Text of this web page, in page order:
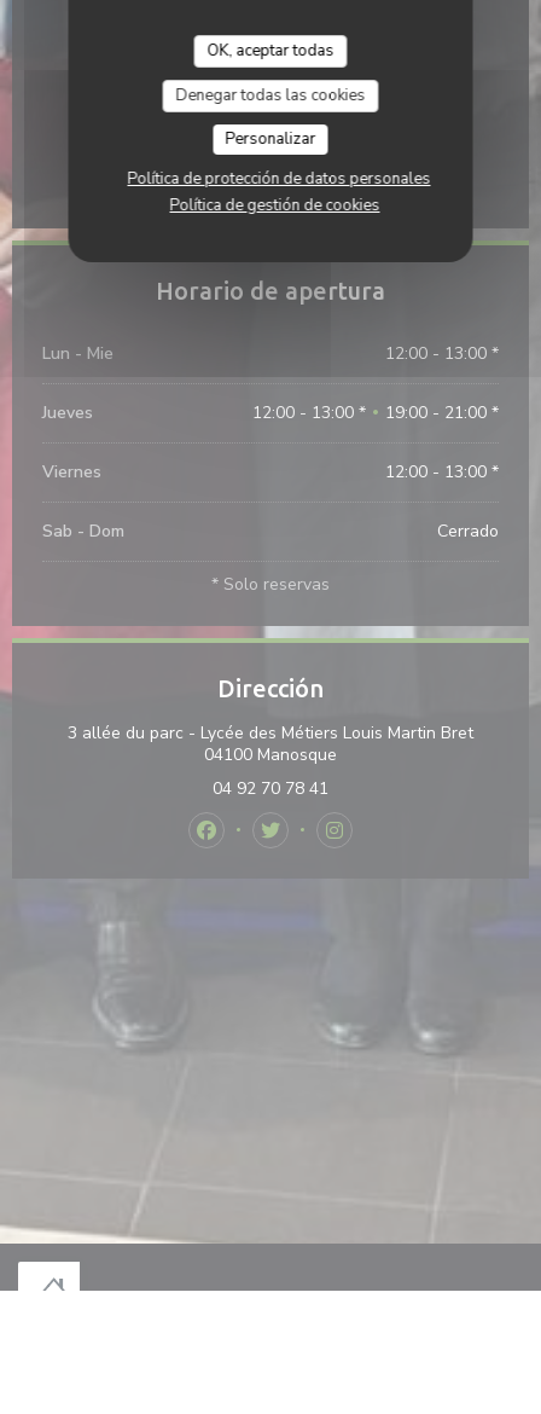
OK, aceptar todas
Denegar todas las cookies
Personalizar
Política de protección de datos personales
Política de gestión de cookies
Non
Autobús
None
Aparcamiento
Devant le restaurant
Horario de apertura
Lun - Mie 12:00 - 13:00 *
Jueves 12:00 - 13:00 * • 19:00 - 21:00 *
Viernes 12:00 - 13:00 *
Sab - Dom Cerrado
* Solo reservas
Dirección
3 allée du parc - Lycée des Métiers Louis Martin Bret
04100 Manosque
04 92 70 78 41
Facebook ((abre en una nueva ventana))
Twitter ((abre en una nueva
Instagram ((abre en una